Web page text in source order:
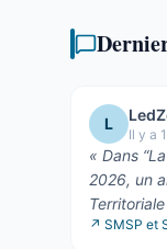
L
Il y a
« Dans
2026, un
↗ SMSP et